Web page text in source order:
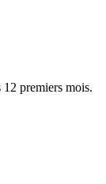
premiers mois.